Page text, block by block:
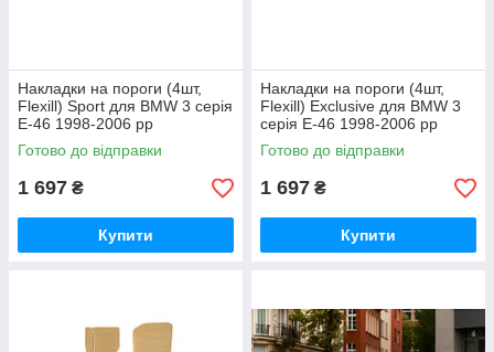
Накладки на пороги (4шт,
Flexill) Sport для BMW 3 серія
E-46 1998-2006 рр
Готово до відправки
1 697 ₴
Купити
Накладки на пороги (4шт,
Flexill) Exclusive для BMW 3
серія E-46 1998-2006 рр
Готово до відправки
1 697 ₴
Купити